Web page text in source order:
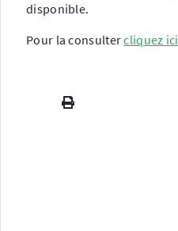
disponible.
Pour la consultercliquez ici